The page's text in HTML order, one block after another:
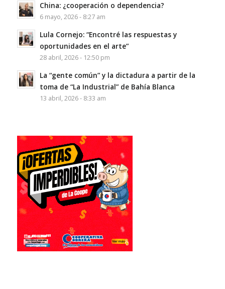
China: ¿cooperación o dependencia?
6 mayo, 2026 - 8:27 am
Lula Cornejo: “Encontré las respuestas y
oportunidades en el arte”
28 abril, 2026 - 12:50 pm
La “gente común” y la dictadura a partir de la
toma de “La Industrial” de Bahía Blanca
13 abril, 2026 - 8:33 am